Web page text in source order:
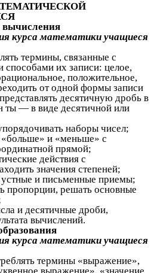
курса математики учащиеся
термины, связанные с
их записи: целое,
положительное,
от одной формы записи
десятичную дробь в
ты — в виде десятичной или
наборы чисел;
и «меньше» с
прямой;
действия с
значения степеней;
устные и письменные приемы;
пропорции, решать основные
и десятичные дроби,
вычислений.
курса математики учащиеся
термины «выражение»,